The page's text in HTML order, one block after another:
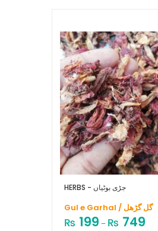
HERBS - جڑی بوٹیاں
Gul e Garhal / گل گڑھل
₨ 199 – ₨ 749